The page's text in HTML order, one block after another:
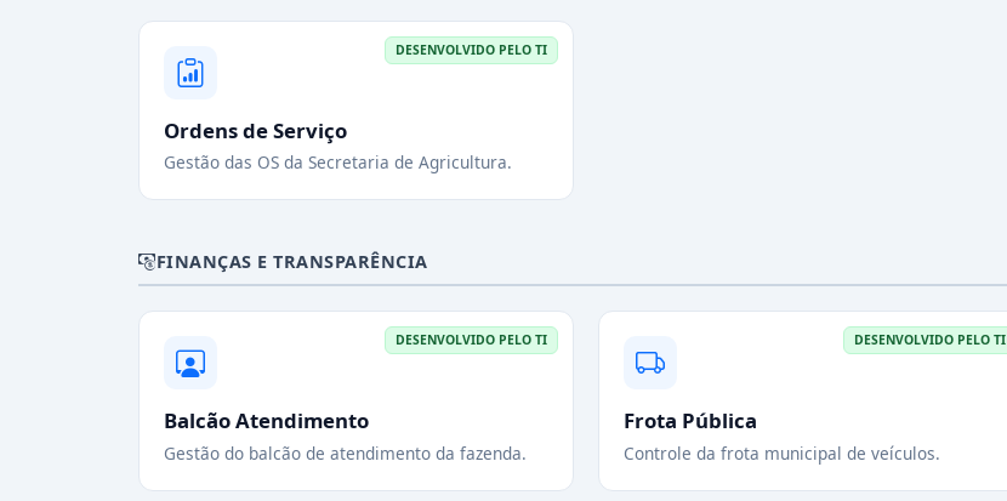
DESENVOLVIDO PELO TI
Ordens de Serviço
Gestão das OS da Secretaria de Agricultura.
FINANÇAS E TRANSPARÊNCIA
DESENVOLVIDO PELO TI
Balcão Atendimento
Gestão do balcão de atendimento da fazenda.
DESENVOLVIDO PELO TI
Frota Pública
Controle da frota municipal de veículos.